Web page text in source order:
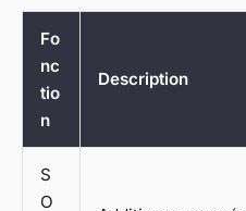
Fo
nc
tio
n
Description
S
O